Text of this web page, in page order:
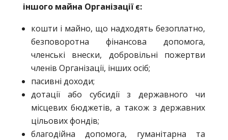
іншого майна Організації є:
кошти і майно, що надходять безоплатно,
безповоротна фінансова допомога,
членські внески, добровільні пожертви
членів Організації, інших осіб;
пасивні доходи;
дотації або субсидії з державного чи
місцевих бюджетів, а також з державних
цільових фондів;
благодійна допомога, гуманітарна та